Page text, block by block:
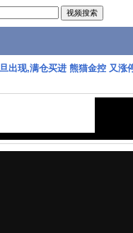
出现,满仓买进 熊猫金控 又涨